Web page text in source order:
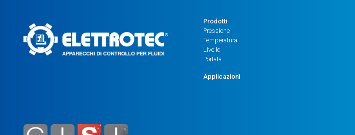
Prodotti
Pressione
Temperatura
Livello
Portata
Applicazioni